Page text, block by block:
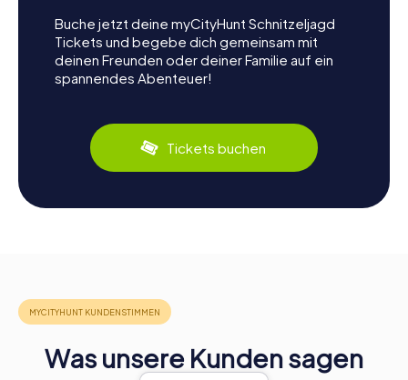
Buche jetzt deine myCityHunt Schnitzeljagd
Tickets und begebe dich gemeinsam mit
deinen Freunden oder deiner Familie auf ein
spannendes Abenteuer!
Tickets buchen
Was unsere Kunden sagen